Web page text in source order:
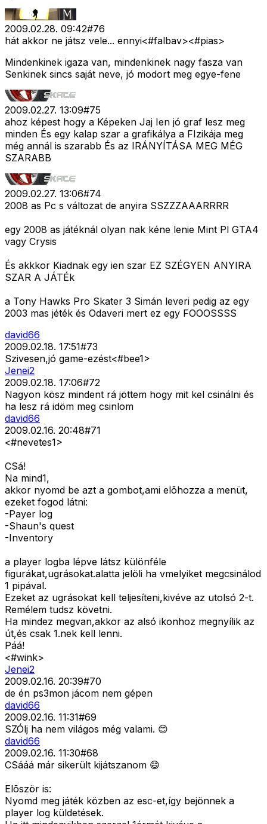
2009.02.28. 09:42#76
hát akkor ne játsz vele... ennyi<#falbav><#pias>
Mindenkinek igaza van, mindenkinek nagy fasza van
Senkinek sincs saját neve, jó modort meg egye-fene
2009.02.27. 13:09#75
ahoz képest hogy a Képeken Jaj Ien jó graf lesz meg
minden És egy kalap szar a grafikálya a FIzikája meg
még annál is szarabb És az IRÁNYÍTÁSA MEG MÉG
SZARABB
2009.02.27. 13:06#74
2008 as Pc s változat de anyira SSZZZAAARRRR
egy 2008 as játéknál olyan nak kéne lenie Mint Pl GTA4
vagy Crysis
És akkkor Kiadnak egy ien szar EZ SZÉGYEN ANYIRA
SZAR A JÁTÉk
a Tony Hawks Pro Skater 3 Simán leveri pedig az egy
2003 mas jéték és Odaveri mert ez egy FOOOSSSS
david66
2009.02.18. 17:51#73
Szivesen,jó game-ezést<#bee1>
Jenei2
2009.02.18. 17:06#72
Nagyon kösz mindent rá jöttem hogy mit kel csinálni és
ha lesz rá idöm meg csinlom
david66
2009.02.16. 20:48#71
<#nevetes1>
CSá!
Na mind1,
akkor nyomd be azt a gombot,ami elõhozza a menüt,
ezeket fogod látni:
-Payer log
-Shaun's quest
-Inventory
a player logba lépve látsz különféle
figurákat,ugrásokat.alatta jelöli ha vmelyiket megcsinálod
1 pipával.
Ezeket az ugrásokat kell teljesíteni,kivéve az utolsó 2-t.
Remélem tudsz követni.
Ha mindez megvan,akkor az alsó ikonhoz megnyílik az
út,és csak 1.nek kell lenni.
Páá!
<#wink>
Jenei2
2009.02.16. 20:39#70
de én ps3mon jácom nem gépen
david66
2009.02.16. 11:31#69
SZÓlj ha nem világos még valami. 😊
david66
2009.02.16. 11:30#68
CSááá már sikerült kijátszanom 😄
Elõször is:
Nyomd meg játék közben az esc-et,így bejönnek a
player log küldetések.